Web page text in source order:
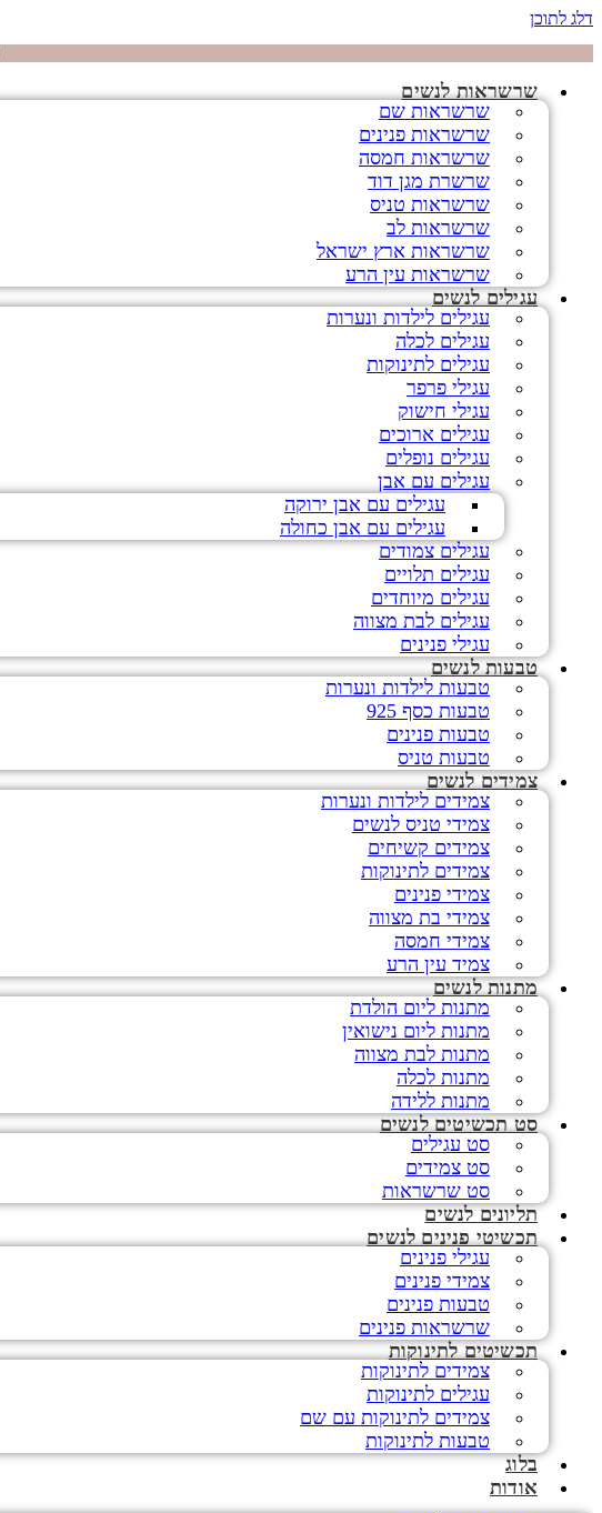
דלג לתוכן
שרשראות לנשים
שרשראות שם
שרשראות פנינים
שרשראות חמסה
שרשרת מגן דוד
שרשראות טניס
שרשראות לב
שרשראות ארץ ישראל
שרשראות עין הרע
עגילים לנשים
עגילים לילדות ונערות
עגילים לכלה
עגילים לתינוקות
עגילי פרפר
עגילי חישוק
עגילים ארוכים
עגילים נופלים
עגילים עם אבן
עגילים עם אבן ירוקה
עגילים עם אבן כחולה
עגילים צמודים
עגילים תלויים
עגילים מיוחדים
עגילים לבת מצווה
עגילי פנינים
טבעות לנשים
טבעות לילדות ונערות
טבעות כסף 925
טבעות פנינים
טבעות טניס
צמידים לנשים
צמידים לילדות ונערות
צמידי טניס לנשים
צמידים קשיחים
צמידים לתינוקות
צמידי פנינים
צמידי בת מצווה
צמידי חמסה
צמיד עין הרע
מתנות לנשים
מתנות ליום הולדת
מתנות ליום נישואין
מתנות לבת מצווה
מתנות לכלה
מתנות ללידה
סט תכשיטים לנשים
סט עגילים
סט צמידים
סט שרשראות
תליונים לנשים
תכשיטי פנינים לנשים
עגילי פנינים
צמידי פנינים
טבעות פנינים
שרשראות פנינים
תכשיטים לתינוקות
צמידים לתינוקות
עגילים לתינוקות
צמידים לתינוקות עם שם
טבעות לתינוקות
בלוג
אודות